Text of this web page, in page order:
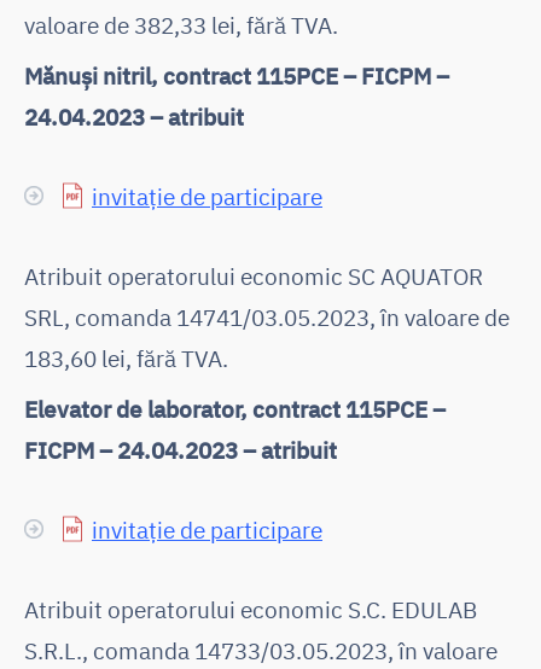
valoare de 382,33 lei, fără TVA.
Mănuși nitril, contract 115PCE – FICPM –
24.04.2023 – atribuit
invitație de participare
Atribuit operatorului economic SC AQUATOR
SRL, comanda 14741/03.05.2023, în valoare de
183,60 lei, fără TVA.
Elevator de laborator, contract 115PCE –
FICPM – 24.04.2023 – atribuit
invitație de participare
Atribuit operatorului economic S.C. EDULAB
S.R.L., comanda 14733/03.05.2023, în valoare